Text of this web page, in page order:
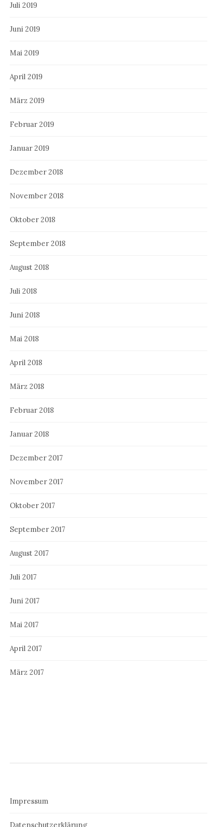
Juli 2019
Juni 2019
Mai 2019
April 2019
März 2019
Februar 2019
Januar 2019
Dezember 2018
November 2018
Oktober 2018
September 2018
August 2018
Juli 2018
Juni 2018
Mai 2018
April 2018
März 2018
Februar 2018
Januar 2018
Dezember 2017
November 2017
Oktober 2017
September 2017
August 2017
Juli 2017
Juni 2017
Mai 2017
April 2017
März 2017
Impressum
Datenschutzerklärung